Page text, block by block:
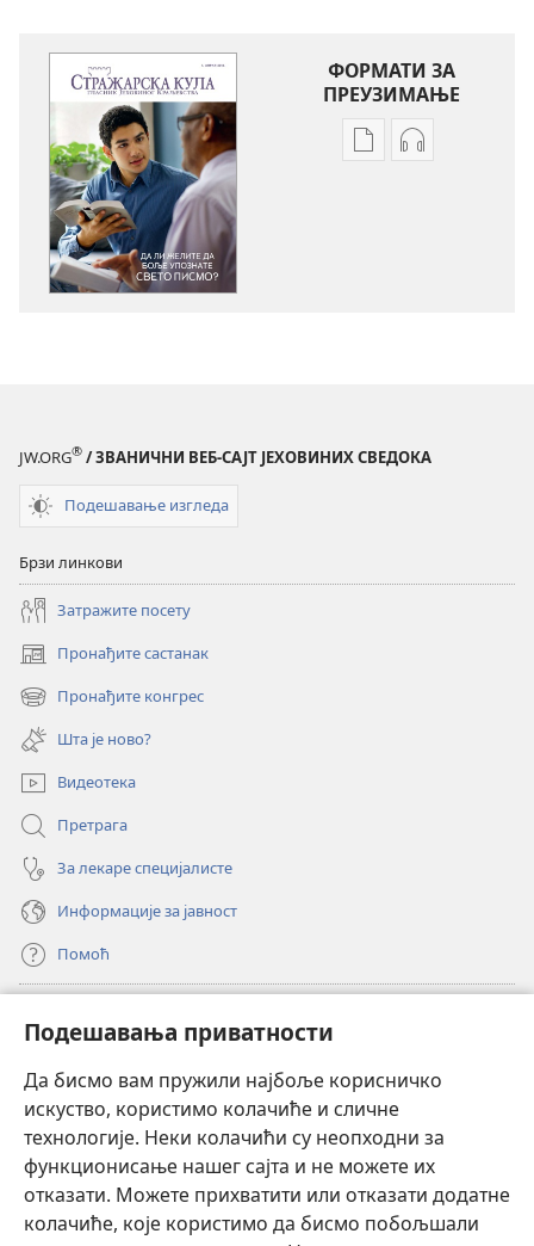
Подешавања приватности
Да бисмо вам пружили најбоље корисничко
искуство, користимо колачиће и сличне
технологије. Неки колачићи су неопходни за
функционисање нашег сајта и не можете их
отказати. Можете прихватити или отказати додатне
колачиће, које користимо да бисмо побољшали
ФОРМАТИ ЗА
ПРЕУЗИМАЊЕ
Формати
боље
Формати
боље
JW.ORG® / ЗВАНИЧНИ ВЕБ-САЈТ ЈЕХОВИНИХ СВЕДОКА
Подешавање изгледа
Брзи линкови
Затражите посету
Пронађите састанак
(отвара
нови
прозор)
Пронађите конгрес
(отвара
нови
прозор)
Шта је ново?
Видеотека
Претрага
За лекаре специјалисте
Информације за јавност
Помоћ
(отвара
нови
прозор)ОНЛАЈН БИБЛИОТЕКА Watchtower
(отвара
нови
прозор)JW Hub®
(отвара
нови
прозор)JW Library
Watchtower Library ®